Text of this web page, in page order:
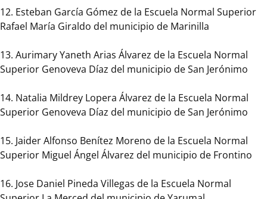
12. Esteban García Gómez de la Escuela Normal Superior
Rafael María Giraldo del municipio de Marinilla
13. Aurimary Yaneth Arias Álvarez de la Escuela Normal
Superior Genoveva Díaz del municipio de San Jerónimo
14. Natalia Mildrey Lopera Álvarez de la Escuela Normal
Superior Genoveva Díaz del municipio de San Jerónimo
15. Jaider Alfonso Benítez Moreno de la Escuela Normal
Superior Miguel Ángel Álvarez del municipio de Frontino
16. Jose Daniel Pineda Villegas de la Escuela Normal
–
Maestro,
con
proyección
pedagógica.
Se
entregaron
reconocimientos,
adicionalmente
se
les
galardonó